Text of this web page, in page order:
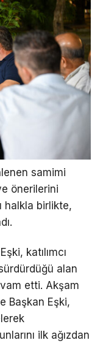
samimi
önerilerini
halkla birlikte,
katılımcı
alan
etti. Akşam
Başkan Eşki,
ilk ağızdan